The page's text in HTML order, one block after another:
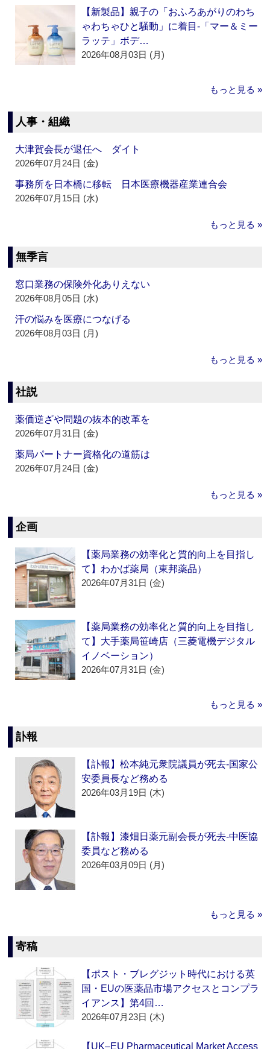
【新製品】親子の「おふろあがりのわち
ゃわちゃひと騒動」に着目‐「マー＆ミー
ラッテ」ボデ…
2026年08月03日 (月)
もっと見る »
人事・組織
大津賀会長が退任へ ダイト
2026年07月24日 (金)
事務所を日本橋に移転 日本医療機器産業連合会
2026年07月15日 (水)
もっと見る »
無季言
窓口業務の保険外化ありえない
2026年08月05日 (水)
汗の悩みを医療につなげる
2026年08月03日 (月)
もっと見る »
社説
薬価逆ざや問題の抜本的改革を
2026年07月31日 (金)
薬局パートナー資格化の道筋は
2026年07月24日 (金)
もっと見る »
企画
【薬局業務の効率化と質的向上を目指し
て】わかば薬局（東邦薬品）
2026年07月31日 (金)
【薬局業務の効率化と質的向上を目指し
て】大手薬局笹崎店（三菱電機デジタル
イノベーション）
2026年07月31日 (金)
もっと見る »
訃報
【訃報】松本純元衆院議員が死去‐国家公
安委員長など務める
2026年03月19日 (木)
【訃報】漆畑日薬元副会長が死去‐中医協
委員など務める
2026年03月09日 (月)
もっと見る »
寄稿
【ポスト・ブレグジット時代における英
国・EUの医薬品市場アクセスとコンプラ
イアンス】第4回…
2026年07月23日 (木)
【UK–EU Pharmaceutical Market Access